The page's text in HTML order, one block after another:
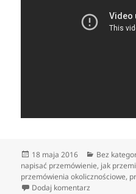
Data
publikacji
18 maja 2016 Kategorie
Bez
napisać przemówienie, jak
przemówienia okolicznościowe,
Dodaj komentarz